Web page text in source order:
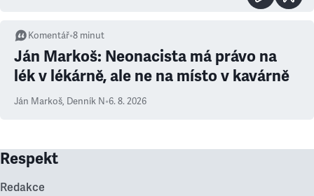
Komentář•8 minut
Ján Markoš: Neonacista má právo na
lék v lékárně, ale ne na místo v kavárně
Ján Markoš, Denník N•6. 8. 2026
Respekt
Redakce